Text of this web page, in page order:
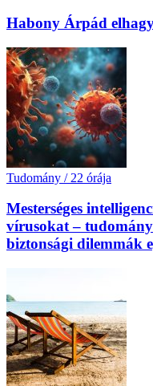
Habony Árpád
Tudomány / 22 órája
Mesterséges
vírusokat –
biztonsági dilemmák